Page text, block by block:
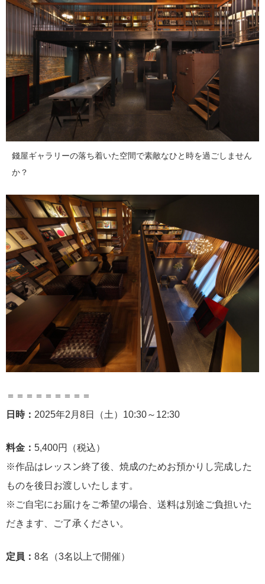
錢屋ギャラリーの落ち着いた空間で素敵なひと時を過ごしません
か？
＝＝＝＝＝＝＝＝＝
日時： 2025年2月8日（土）10:30～12:30
料金： 5,400円（税込）
※作品はレッスン終了後、焼成のためお預かりし完成した
ものを後日お渡しいたします。
※ご自宅にお届けをご希望の場合、送料は別途ご負担いた
だきます、ご了承ください。
定員： 8名（3名以上で開催）